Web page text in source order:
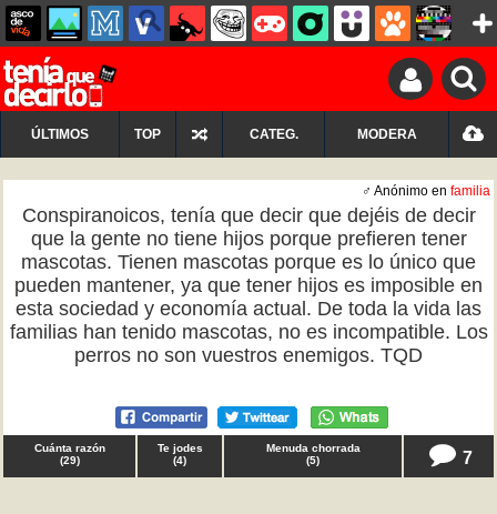
ÚLTIMOS TOP CATEG. MODERA
♂ Anónimo en familia
Conspiranoicos, tenía que decir que dejéis de decir
que la gente no tiene hijos porque prefieren tener
mascotas. Tienen mascotas porque es lo único que
pueden mantener, ya que tener hijos es imposible en
esta sociedad y economía actual. De toda la vida las
familias han tenido mascotas, no es incompatible. Los
perros no son vuestros enemigos. TQD
Cuánta razón
(29)
Te jodes
(4)
Menuda chorrada
(5) 7